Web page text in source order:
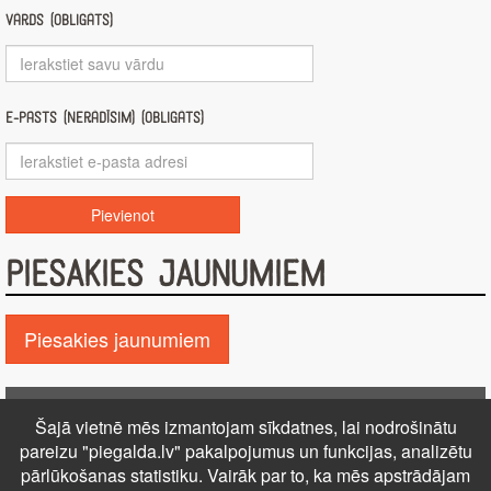
Vārds (obligāts)
E-pasts (nerādīsim) (obligāts)
PIESAKIES JAUNUMIEM
Piesakies jaunumiem
Kontakti Reklāma Par mums
Autortiesības
PRIVĀTUMA POLITIKA
NOTEIKUMI – DISTANCES
Šajā vietnē mēs izmantojam sīkdatnes, lai nodrošinātu
pareizu "piegalda.lv" pakalpojumus un funkcijas, analizētu
pārlūkošanas statistiku. Vairāk par to, ka mēs apstrādājam